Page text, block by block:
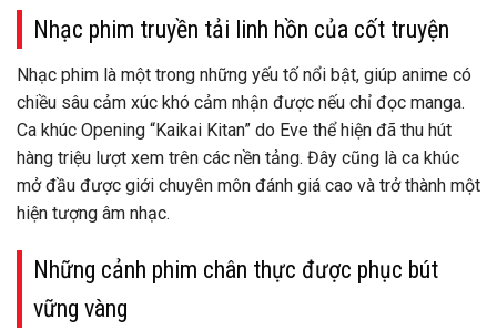
Nhạc phim truyền tải linh hồn của cốt truyện
Nhạc phim là một trong những yếu tố nổi bật, giúp anime có
chiều sâu cảm xúc khó cảm nhận được nếu chỉ đọc manga.
Ca khúc Opening “Kaikai Kitan” do Eve thể hiện đã thu hút
hàng triệu lượt xem trên các nền tảng. Đây cũng là ca khúc
mở đầu được giới chuyên môn đánh giá cao và trở thành một
hiện tượng âm nhạc.
Những cảnh phim chân thực được phục bút
vững vàng